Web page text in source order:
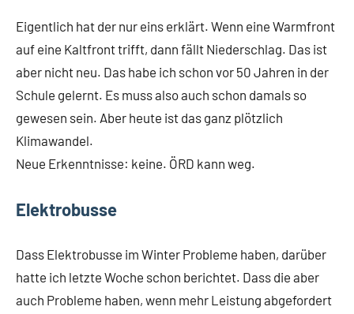
Eigentlich hat der nur eins erklärt. Wenn eine Warmfront
auf eine Kaltfront trifft, dann fällt Niederschlag. Das ist
aber nicht neu. Das habe ich schon vor 50 Jahren in der
Schule gelernt. Es muss also auch schon damals so
gewesen sein. Aber heute ist das ganz plötzlich
Klimawandel.
Neue Erkenntnisse: keine. ÖRD kann weg.
Elektrobusse
Dass Elektrobusse im Winter Probleme haben, darüber
hatte ich letzte Woche schon berichtet. Dass die aber
auch Probleme haben, wenn mehr Leistung abgefordert